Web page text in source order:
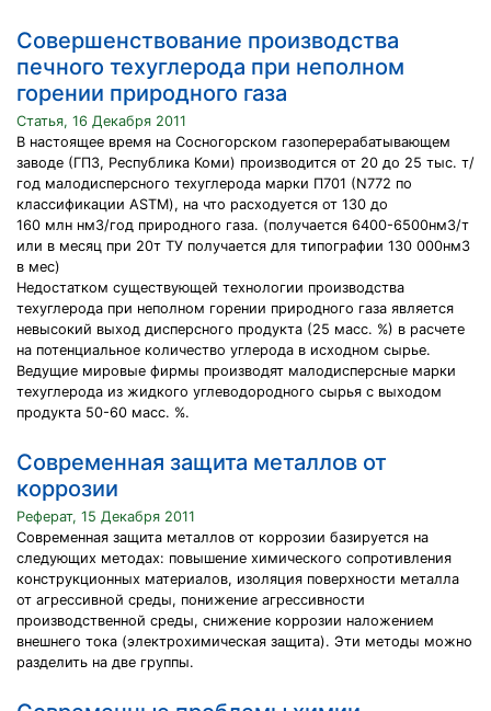
Совершенствование производства
печного техуглерода при неполном
горении природного газа
Статья, 16 Декабря 2011
В настоящее время на Сосногорском газоперерабатывающем
заводе (ГПЗ, Республика Коми) производится от 20 до 25 тыс. т/
год малодисперсного техуглерода марки П701 (N772 по
классификации ASTM), на что расходуется от 130 до
160 млн нм3/год природного газа. (получается 6400-6500нм3/т
или в месяц при 20т ТУ получается для типографии 130 000нм3
в мес)
Недостатком существующей технологии производства
техуглерода при неполном горении природного газа является
невысокий выход дисперсного продукта (25 масс. %) в расчете
на потенциальное количество углерода в исходном сырье.
Ведущие мировые фирмы производят малодисперсные марки
техуглерода из жидкого углеводородного сырья с выходом
продукта 50-60 масс. %.
Современная защита металлов от
коррозии
Реферат, 15 Декабря 2011
Современная защита металлов от коррозии базируется на
следующих методах: повышение химического сопротивления
конструкционных материалов, изоляция поверхности металла
от агрессивной среды, понижение агрессивности
производственной среды, снижение коррозии наложением
внешнего тока (электрохимическая защита). Эти методы можно
разделить на две группы.